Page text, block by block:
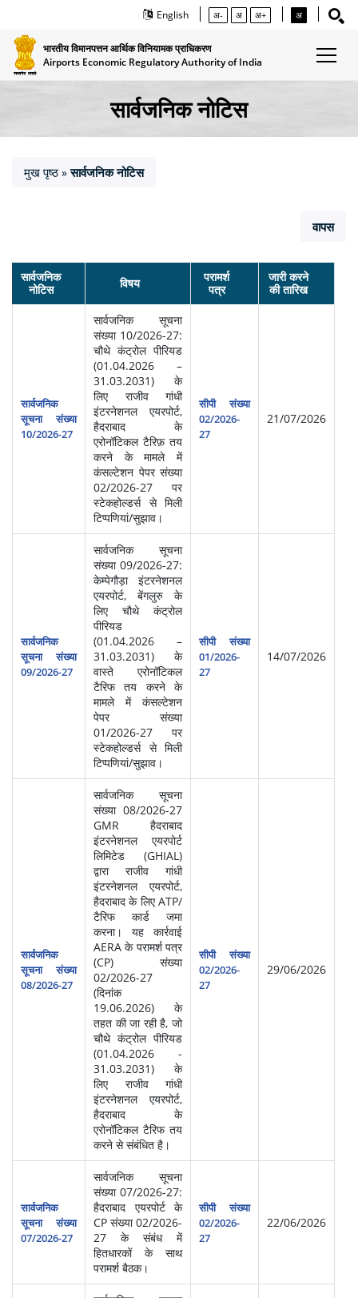
English अ- अ अ+ अ
भारतीय विमानपत्तन आर्थिक विनियामक प्राधिकरण
Airports Economic Regulatory Authority of India
सार्वजनिक नोटिस
मुख पृष्ठ » सार्वजनिक नोटिस
वापस
सार्वजनिक
नोटिस
विषय
परामर्श
पत्र
जारी करने
की तारिख
सार्वजनिक
सूचना संख्या
10/2026-27
सार्वजनिक सूचना
संख्या 10/2026-27:
चौथे कंट्रोल पीरियड
(01.04.2026 –
31.03.2031) के
लिए राजीव गांधी
इंटरनेशनल एयरपोर्ट,
हैदराबाद के
एरोनॉटिकल टैरिफ़ तय
करने के मामले में
कंसल्टेशन पेपर संख्या
02/2026-27 पर
स्टेकहोल्डर्स से मिली
टिप्पणियां/सुझाव।
सीपी संख्या
02/2026-
27
21/07/2026
सार्वजनिक
सूचना संख्या
09/2026-27
सार्वजनिक सूचना
संख्या 09/2026-27:
केम्पेगौड़ा इंटरनेशनल
एयरपोर्ट, बेंगलुरु के
लिए चौथे कंट्रोल
पीरियड
(01.04.2026 –
31.03.2031) के
वास्ते एरोनॉटिकल
टैरिफ तय करने के
मामले में कंसल्टेशन
पेपर संख्या
01/2026-27 पर
स्टेकहोल्डर्स से मिली
टिप्पणियां/सुझाव।
सीपी संख्या
01/2026-
27
14/07/2026
सार्वजनिक
सूचना संख्या
08/2026-27
सार्वजनिक सूचना
संख्या 08/2026-27
GMR हैदराबाद
इंटरनेशनल एयरपोर्ट
लिमिटेड (GHIAL)
द्वारा राजीव गांधी
इंटरनेशनल एयरपोर्ट,
हैदराबाद के लिए ATP/
टैरिफ कार्ड जमा
करना। यह कार्रवाई
AERA के परामर्श पत्र
(CP) संख्या
02/2026-27
(दिनांक
19.06.2026) के
तहत की जा रही है, जो
चौथे कंट्रोल पीरियड
(01.04.2026 -
31.03.2031) के
लिए राजीव गांधी
इंटरनेशनल एयरपोर्ट,
हैदराबाद के
एरोनॉटिकल टैरिफ तय
करने से संबंधित है।
सीपी संख्या
02/2026-
27
29/06/2026
सार्वजनिक
सूचना संख्या
07/2026-27
सार्वजनिक सूचना
संख्या 07/2026-27:
हैदराबाद एयरपोर्ट के
CP संख्या 02/2026-
27 के संबंध में
हितधारकों के साथ
परामर्श बैठक।
सीपी संख्या
02/2026-
27
22/06/2026